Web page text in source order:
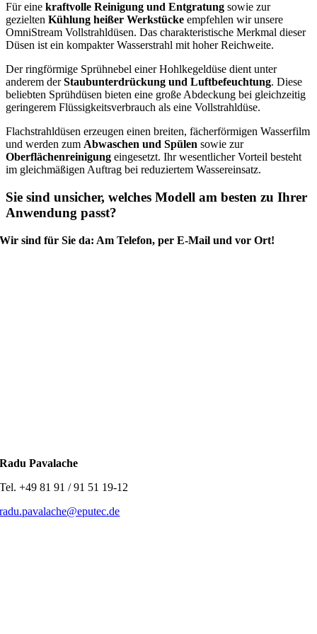
Für eine kraftvolle Reinigung und Entgratung sowie zur
gezielten Kühlung heißer Werkstücke empfehlen wir unsere
OmniStream Vollstrahldüsen. Das charakteristische Merkmal dieser
Düsen ist ein kompakter Wasserstrahl mit hoher Reichweite.
Der ringförmige Sprühnebel einer Hohlkegeldüse dient unter
anderem derStaubunterdrückung und Luftbefeuchtung. Diese
beliebten Sprühdüsen bieten eine große Abdeckung bei gleichzeitig
geringerem Flüssigkeitsverbrauch als eine Vollstrahldüse.
Flachstrahldüsen erzeugen einen breiten, fächerförmigen Wasserfilm
und werden zum Abwaschen und Spülen sowie zur
Oberflächenreinigung eingesetzt. Ihr wesentlicher Vorteil besteht
im gleichmäßigen Auftrag bei reduziertem Wassereinsatz.
Sie sind unsicher, welches Modell am besten zu Ihrer
Anwendung passt?
Wir sind für Sie da: Am Telefon, per E-Mail und vor Ort!
Radu Pavalache
Tel. +49 81 91 / 91 51 19-12
radu.pavalache@eputec.de